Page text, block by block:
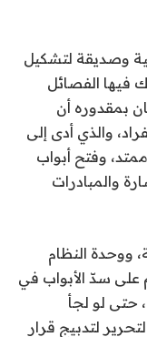
وصديقة لتشكيل
فيها الفصائل
بمقدوره أن
والذي أدى إلى
وفتح أبواب
والمبادرات
ووحدة النظام
على سدّ الأبواب في
حتى لو لجأ
لتدبيج قرار